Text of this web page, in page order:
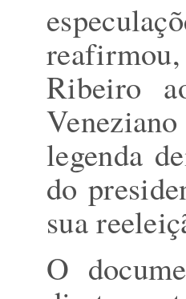
reafirmou,
Ribeiro
legenda
do
sua
O